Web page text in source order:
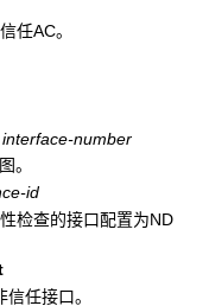
任AC。
number
。
id
检查的接口配置为ND
任接口。